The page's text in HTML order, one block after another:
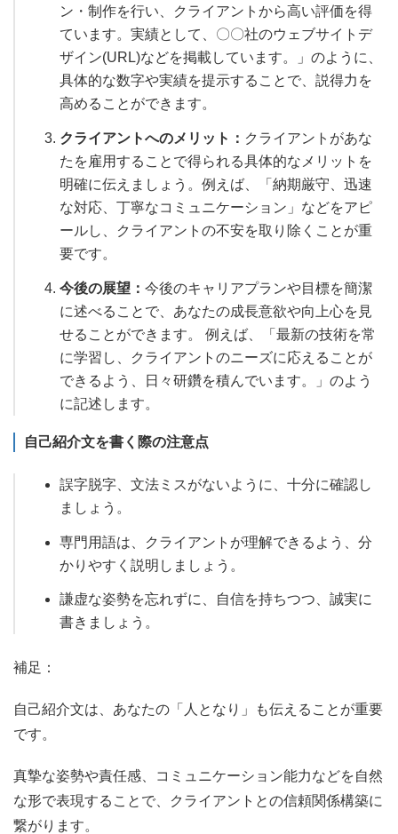
ン・制作を行い、クライアントから高い評価を得
ています。実績として、〇〇社のウェブサイトデ
ザイン(URL)などを掲載しています。」のように、
具体的な数字や実績を提示することで、説得力を
高めることができます。
クライアントへのメリット： クライアントがあな
たを雇用することで得られる具体的なメリットを
明確に伝えましょう。例えば、「納期厳守、迅速
な対応、丁寧なコミュニケーション」などをアピ
ールし、クライアントの不安を取り除くことが重
要です。
今後の展望： 今後のキャリアプランや目標を簡潔
に述べることで、あなたの成長意欲や向上心を見
せることができます。 例えば、「最新の技術を常
に学習し、クライアントのニーズに応えることが
できるよう、日々研鑽を積んでいます。」のよう
に記述します。
自己紹介文を書く際の注意点
誤字脱字、文法ミスがないように、十分に確認し
ましょう。
専門用語は、クライアントが理解できるよう、分
かりやすく説明しましょう。
謙虚な姿勢を忘れずに、自信を持ちつつ、誠実に
書きましょう。
補足：
自己紹介文は、あなたの「人となり」も伝えることが重要
です。
真摯な姿勢や責任感、コミュニケーション能力などを自然
な形で表現することで、クライアントとの信頼関係構築に
繋がります。